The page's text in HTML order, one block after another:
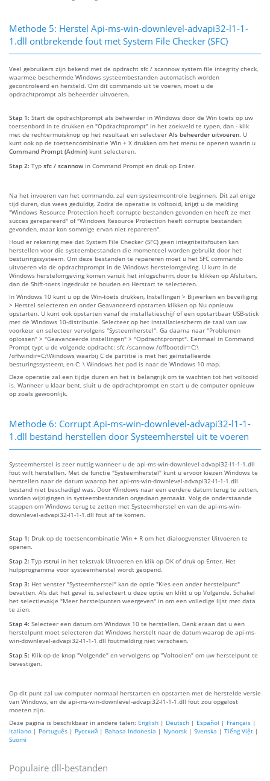
Methode 5: Herstel Api-ms-win-downlevel-advapi32-l1-1-
1.dll ontbrekende fout met System File Checker (SFC)
Veel gebruikers zijn bekend met de opdracht sfc / scannow system file integrity check,
waarmee beschermde Windows systeembestanden automatisch worden
gecontroleerd en hersteld. Om dit commando uit te voeren, moet u de
opdrachtprompt als beheerder uitvoeren.
Stap 1: Start de opdrachtprompt als beheerder in Windows door de Win toets op uw
toetsenbord in te drukken en "Opdrachtprompt" in het zoekveld te typen, dan - klik
met de rechtermuisknop op het resultaat en selecteer Als beheerder uitvoeren. U
kunt ook op de toetsencombinatie Win + X drukken om het menu te openen waarin u
Command Prompt (Admin) kunt selecteren.
Stap 2: Typ sfc / scannow in Command Prompt en druk op Enter.
Na het invoeren van het commando, zal een systeemcontrole beginnen. Dit zal enige
tijd duren, dus wees geduldig. Zodra de operatie is voltooid, krijgt u de melding
"Windows Resource Protection heeft corrupte bestanden gevonden en heeft ze met
succes gerepareerd" of "Windows Resource Protection heeft corrupte bestanden
gevonden, maar kon sommige ervan niet repareren".
Houd er rekening mee dat System File Checker (SFC) geen integriteitsfouten kan
herstellen voor die systeembestanden die momenteel worden gebruikt door het
besturingssysteem. Om deze bestanden te repareren moet u het SFC commando
uitvoeren via de opdrachtprompt in de Windows herstelomgeving. U kunt in de
Windows herstelomgeving komen vanuit het inlogscherm, door te klikken op Afsluiten,
dan de Shift-toets ingedrukt te houden en Herstart te selecteren.
In Windows 10 kunt u op de Win-toets drukken, Instellingen > Bijwerken en beveiliging
> Herstel selecteren en onder Geavanceerd opstarten klikken op Nu opnieuw
opstarten. U kunt ook opstarten vanaf de installatieschijf of een opstartbaar USB-stick
met de Windows 10-distributie. Selecteer op het installatiescherm de taal van uw
voorkeur en selecteer vervolgens "Systeemherstel". Ga daarna naar "Problemen
oplossen" > "Geavanceerde instellingen" > "Opdrachtprompt". Eenmaal in Command
Prompt typt u de volgende opdracht: sfc /scannow /offbootdir=C:\
/offwindir=C:\Windows waarbij C de partitie is met het geïnstalleerde
besturingssysteem, en C: \ Windows het pad is naar de Windows 10 map.
Deze operatie zal een tijdje duren en het is belangrijk om te wachten tot het voltooid
is. Wanneer u klaar bent, sluit u de opdrachtprompt en start u de computer opnieuw
op zoals gewoonlijk.
Methode 6: Corrupt Api-ms-win-downlevel-advapi32-l1-1-
1.dll bestand herstellen door Systeemherstel uit te voeren
Systeemherstel is zeer nuttig wanneer u de api-ms-win-downlevel-advapi32-l1-1-1.dll
fout wilt herstellen. Met de functie "Systeemherstel" kunt u ervoor kiezen Windows te
herstellen naar de datum waarop het api-ms-win-downlevel-advapi32-l1-1-1.dll
bestand niet beschadigd was. Door Windows naar een eerdere datum terug te zetten,
worden wijzigingen in systeembestanden ongedaan gemaakt. Volg de onderstaande
stappen om Windows terug te zetten met Systeemherstel en van de api-ms-win-
downlevel-advapi32-l1-1-1.dll fout af te komen.
Stap 1: Druk op de toetsencombinatie Win + R om het dialoogvenster Uitvoeren te
openen.
Stap 2: Typ rstrui in het tekstvak Uitvoeren en klik op OK of druk op Enter. Het
hulpprogramma voor systeemherstel wordt geopend.
Stap 3: Het venster "Systeemherstel" kan de optie "Kies een ander herstelpunt"
bevatten. Als dat het geval is, selecteert u deze optie en klikt u op Volgende. Schakel
het selectievakje "Meer herstelpunten weergeven" in om een volledige lijst met data
te zien.
Stap 4: Selecteer een datum om Windows 10 te herstellen. Denk eraan dat u een
herstelpunt moet selecteren dat Windows herstelt naar de datum waarop de api-ms-
win-downlevel-advapi32-l1-1-1.dll foutmelding niet verscheen.
Stap 5: Klik op de knop "Volgende" en vervolgens op "Voltooien" om uw herstelpunt te
bevestigen.
Op dit punt zal uw computer normaal herstarten en opstarten met de herstelde versie
van Windows, en de api-ms-win-downlevel-advapi32-l1-1-1.dll fout zou opgelost
moeten zijn.
Deze pagina is beschikbaar in andere talen: English | Deutsch | Español | Français |
Italiano | Português | Русский | Bahasa Indonesia | Nynorsk | Svenska | Tiếng Việt |
Suomi
Populaire dll-bestanden